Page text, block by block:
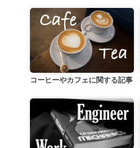
コーヒーやカフェに関する記事